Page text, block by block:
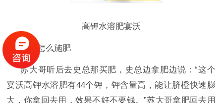
高钾水溶肥宴沃
脐橙怎么施肥
苏大哥听后去史总那买肥，史总边拿肥边说：“这个
宴沃高钾水溶肥有44个钾，钾含量高，能让脐橙快速膨
大，你拿回去用，效果不好不要钱。”苏大哥拿肥回去用